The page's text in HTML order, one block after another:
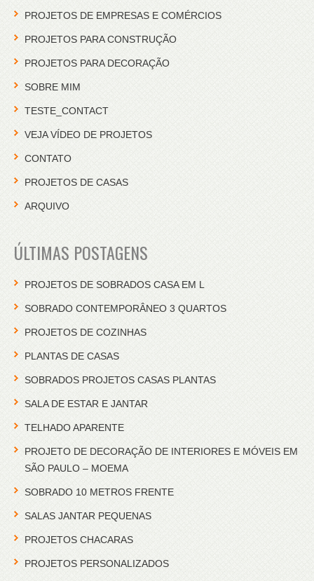
PROJETOS DE EMPRESAS E COMÉRCIOS
PROJETOS PARA CONSTRUÇÃO
PROJETOS PARA DECORAÇÃO
SOBRE MIM
TESTE_CONTACT
VEJA VÍDEO DE PROJETOS
CONTATO
PROJETOS DE CASAS
ARQUIVO
ÚLTIMAS POSTAGENS
PROJETOS DE SOBRADOS CASA EM L
SOBRADO CONTEMPORÂNEO 3 QUARTOS
PROJETOS DE COZINHAS
PLANTAS DE CASAS
SOBRADOS PROJETOS CASAS PLANTAS
SALA DE ESTAR E JANTAR
TELHADO APARENTE
PROJETO DE DECORAÇÃO DE INTERIORES E MÓVEIS EM
SÃO PAULO – MOEMA
SOBRADO 10 METROS FRENTE
SALAS JANTAR PEQUENAS
PROJETOS CHACARAS
PROJETOS PERSONALIZADOS